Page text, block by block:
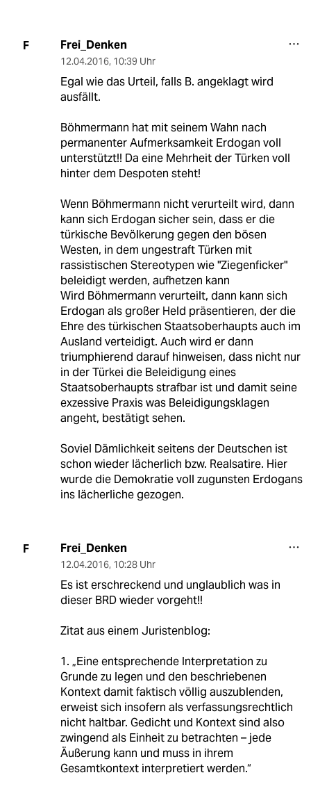
F Frei_Denken
12.04.2016, 10:39 Uhr
Egal wie das Urteil, falls B. angeklagt wird
ausfällt.
Böhmermann hat mit seinem Wahn nach
permanenter Aufmerksamkeit Erdogan voll
unterstützt!! Da eine Mehrheit der Türken voll
hinter dem Despoten steht!
Wenn Böhmermann nicht verurteilt wird, dann
kann sich Erdogan sicher sein, dass er die
türkische Bevölkerung gegen den bösen
Westen, in dem ungestraft Türken mit
rassistischen Stereotypen wie "Ziegenficker"
beleidigt werden, aufhetzen kann
Wird Böhmermann verurteilt, dann kann sich
Erdogan als großer Held präsentieren, der die
Ehre des türkischen Staatsoberhaupts auch im
Ausland verteidigt. Auch wird er dann
triumphierend darauf hinweisen, dass nicht nur
in der Türkei die Beleidigung eines
Staatsoberhaupts strafbar ist und damit seine
exzessive Praxis was Beleidigungsklagen
angeht, bestätigt sehen.
Soviel Dämlichkeit seitens der Deutschen ist
schon wieder lächerlich bzw. Realsatire. Hier
wurde die Demokratie voll zugunsten Erdogans
ins lächerliche gezogen.
F Frei_Denken
12.04.2016, 10:28 Uhr
Es ist erschreckend und unglaublich was in
dieser BRD wieder vorgeht!!
Zitat aus einem Juristenblog:
1. „Eine entsprechende Interpretation zu
Grunde zu legen und den beschriebenen
Kontext damit faktisch völlig auszublenden,
erweist sich insofern als verfassungsrechtlich
nicht haltbar. Gedicht und Kontext sind also
zwingend als Einheit zu betrachten – jede
Äußerung kann und muss in ihrem
Gesamtkontext interpretiert werden.“